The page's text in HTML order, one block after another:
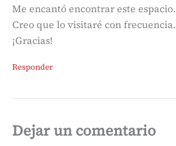
Me encantó encontrar este espacio.
Creo que lo visitaré con frecuencia.
¡Gracias!
Responder
Dejar un comentario